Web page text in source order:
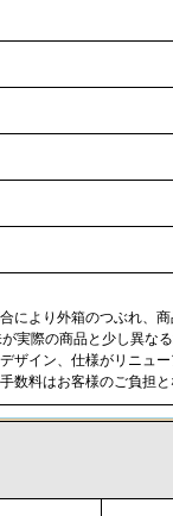
により外箱のつぶれ、
実際の商品と少し異なる
ザイン、仕様がリニュ
料はお客様のご負担と